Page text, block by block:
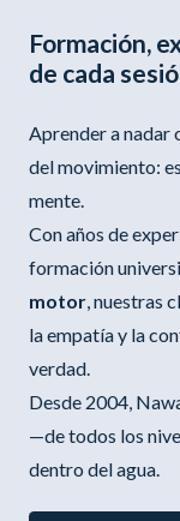
Formación,
de cada
Aprender a nadar
del movimiento:
mente.
Con años de
formación
motor , nuestras
la empatía y la
verdad.
Desde 2004,
—de todos los
dentro del agua.